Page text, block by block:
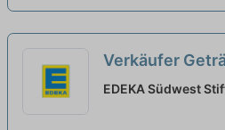
Verkäufer
EDEKA Südwest